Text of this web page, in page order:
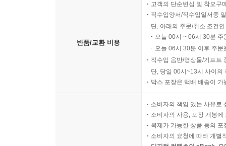
반품/교환 비용
고객의 단순변심 및 착오구
직수입양서/직수입일서중
단, 아래의 주문/취소 조건
오늘 00시 ~ 06시 30분
오늘 06시 30분 이후 주
직수입 음반/영상물/기프트
단, 당일 00시~13시 사이의
박스 포장은 택배 배송이
소비자의 책임 있는 사유로
소비자의 사용, 포장 개봉
복제가 가능한 상품 등의
소비자의 요청에 따라 개별